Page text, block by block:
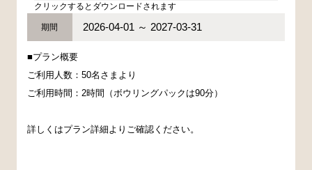
クリックするとダウンロードされます
期間 2026-04-01 ～ 2027-03-31
■プラン概要
ご利用人数：50名さまより
ご利用時間：2時間（ボウリングパックは90分）
詳しくはプラン詳細よりご確認ください。